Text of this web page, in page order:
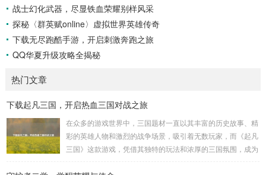
战士幻化武器，尽显铁血荣耀别样风采
探秘〈群英赋online〉虚拟世界英雄传奇
下载无尽跑酷手游，开启刺激奔跑之旅
QQ华夏升级攻略全揭秘
热门文章
下载起凡三国，开启热血三国对战之旅
在众多的游戏世界中，三国题材一直以其丰富的历史故事、精
彩的英雄人物和激烈的战争场景，吸引着无数玩家，而《起凡
三国》这款游戏，凭借其独特的玩法和浓厚的三国氛围，成为